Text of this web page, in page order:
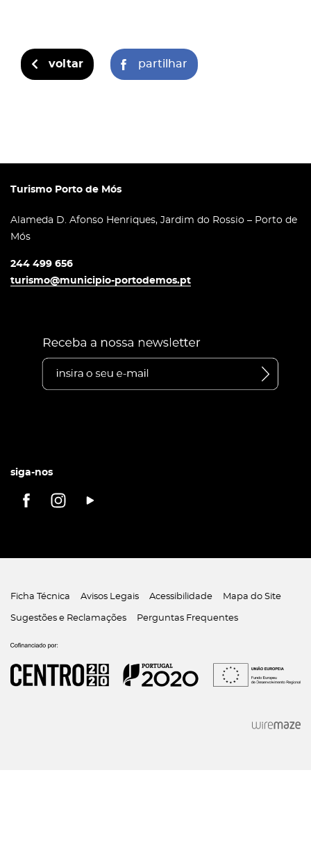
voltar partilhar
Turismo Porto de Mós
Alameda D. Afonso Henriques, Jardim do Rossio – Porto de
Mós
244 499 656
turismo@municipio-portodemos.pt
siga-nos
Ficha Técnica Avisos Legais Acessibilidade Mapa do Site
Sugestões e Reclamações Perguntas Frequentes